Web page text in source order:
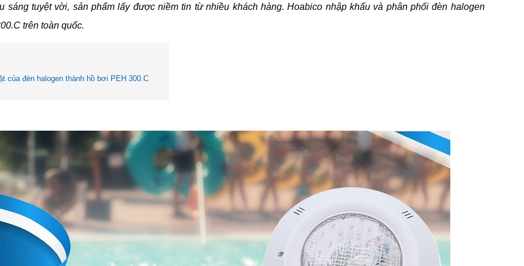
sáng tuyệt vời, sản phẩm lấy được niềm tin từ nhiều khách hàng. Hoabico nhập khẩu và phân phối đèn halogen
trên toàn quốc.
của đèn halogen thành hồ bơi PEH 300.C